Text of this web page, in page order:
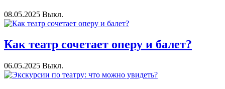
08.05.2025 Выкл.
Как театр сочетает оперу и балет?
06.05.2025 Выкл.